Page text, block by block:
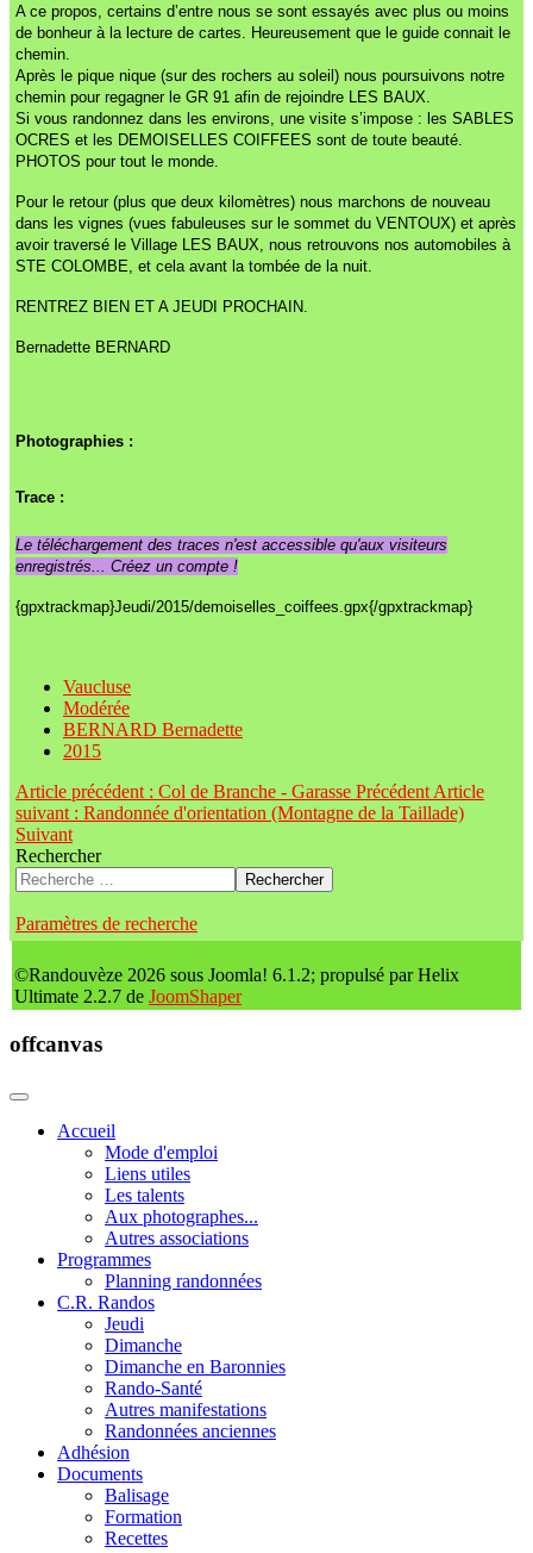
A ce propos, certains d’entre nous se sont essayés avec plus ou moins
de bonheur à la lecture de cartes. Heureusement que le guide connait le
chemin.
Après le pique nique (sur des rochers au soleil) nous poursuivons notre
chemin pour regagner le GR 91 afin de rejoindre LES BAUX.
Si vous randonnez dans les environs, une visite s’impose : les SABLES
OCRES et les DEMOISELLES COIFFEES sont de toute beauté.
PHOTOS pour tout le monde.
Pour le retour (plus que deux kilomètres) nous marchons de nouveau
dans les vignes (vues fabuleuses sur le sommet du VENTOUX) et après
avoir traversé le Village LES BAUX, nous retrouvons nos automobiles à
STE COLOMBE, et cela avant la tombée de la nuit.
RENTREZ BIEN ET A JEUDI PROCHAIN.
Bernadette BERNARD
Photographies :
Trace :
Le téléchargement des traces n'est accessible qu'aux visiteurs
enregistrés... Créez un compte !
{gpxtrackmap}Jeudi/2015/demoiselles_coiffees.gpx{/gpxtrackmap}
Vaucluse
Modérée
BERNARD Bernadette
2015
Article précédent : Col de Branche - Garasse Précédent Article
suivant : Randonnée d'orientation (Montagne de la Taillade)
Suivant
Rechercher
Rechercher
Paramètres de recherche
©Randouvèze 2026 sous Joomla! 6.1.2; propulsé par Helix
Ultimate 2.2.7 de JoomShaper
offcanvas
Accueil
Mode d'emploi
Liens utiles
Les talents
Aux photographes...
Autres associations
Programmes
Planning randonnées
C.R. Randos
Jeudi
Dimanche
Dimanche en Baronnies
Rando-Santé
Autres manifestations
Randonnées anciennes
Adhésion
Documents
Balisage
Formation
Recettes